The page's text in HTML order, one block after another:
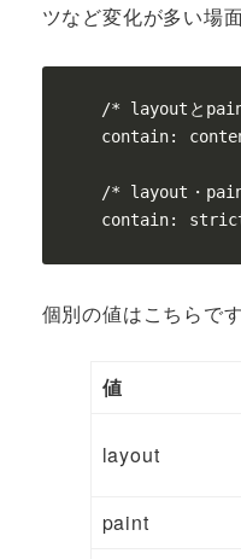
ツなど変化が多い場
/* layoutと
contain:
/* layout・
contain:
個別の値はこちらです
値
layout
paint